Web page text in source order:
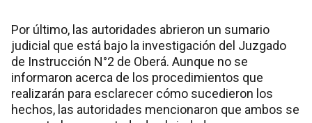
Por último, las autoridades abrieron un sumario
judicial que está bajo la investigación del Juzgado
de Instrucción N°2 de Oberá. Aunque no se
informaron acerca de los procedimientos que
realizarán para esclarecer cómo sucedieron los
hechos, las autoridades mencionaron que ambos se